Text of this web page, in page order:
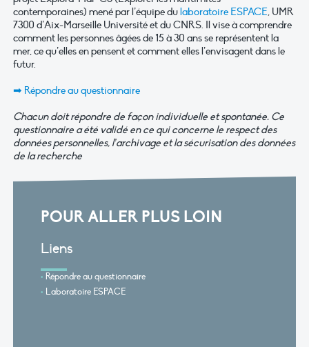
contemporaines) mené par l’équipe du laboratoire ESPACE, UMR
7300 d’Aix-Marseille Université et du CNRS. Il vise à comprendre
comment les personnes âgées de 15 à 30 ans se représentent la
mer, ce qu’elles en pensent et comment elles l’envisagent dans le
futur.
➡ Répondre au questionnaire
Chacun doit répondre de façon individuelle et spontanée. Ce
questionnaire a été validé en ce qui concerne le respect des
données personnelles, l’archivage et la sécurisation des données
de la recherche
POUR ALLER PLUS LOIN
Liens
Répondre au questionnaire
Laboratoire ESPACE